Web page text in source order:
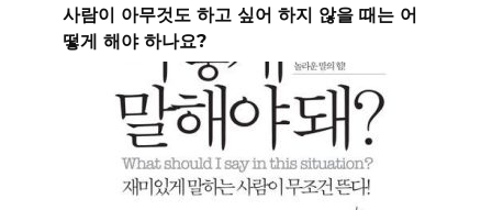
사람이 아무것도 하고 싶어 하지 않을 때는 어
떻게 해야 하나요?